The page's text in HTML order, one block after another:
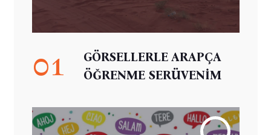
01
GÖRSELLERLE ARAPÇA
ÖĞRENME SERÜVENİM